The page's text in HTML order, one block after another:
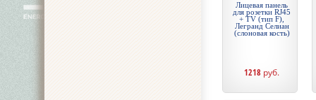
Лицевая панель
для розетки RJ45
+ TV (тип F),
Легранд Селиан
(слоновая кость)
1218 руб.